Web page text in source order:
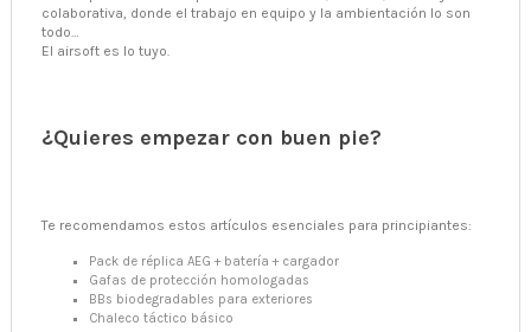
colaborativa, donde el trabajo en equipo y la ambientación lo son
todo…
El airsoft es lo tuyo.
¿Quieres empezar con buen pie?
Te recomendamos estos artículos esenciales para principiantes:
Pack de réplica AEG + batería + cargador
Gafas de protección homologadas
BBs biodegradables para exteriores
Chaleco táctico básico